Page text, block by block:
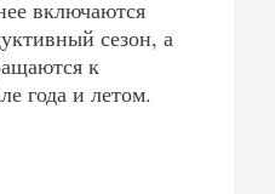
включаются
сезон, а
к
года и летом.